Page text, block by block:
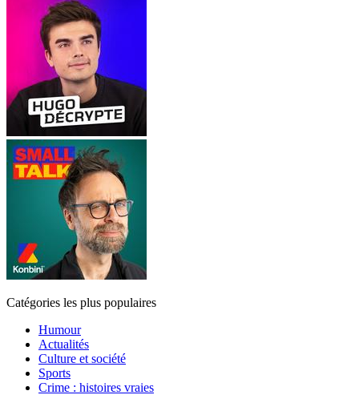
Catégories les plus populaires
Humour
Actualités
Culture et société
Sports
Crime : histoires vraies